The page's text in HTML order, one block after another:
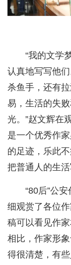
“我的文学
认真地写写他
杀鱼手，还有
易，生活的失
光。”赵文辉在
是一个优秀作
的足迹，乐此
把普通人的生活
“80后”公
细观赏了各位
稿可以看见作
相比，作家形
得很清楚，有